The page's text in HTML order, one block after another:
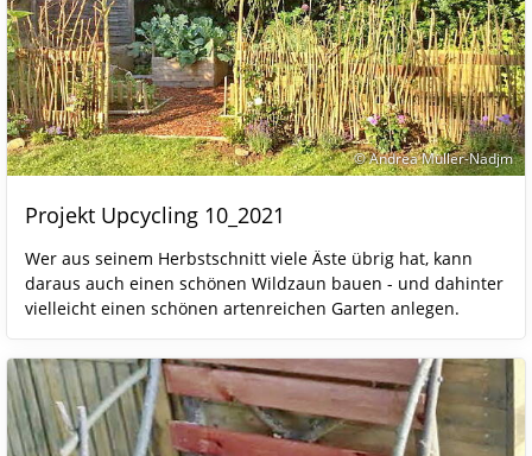
© Andrea Müller-Nadjm
Projekt Upcycling 10_2021
Wer aus seinem Herbstschnitt viele Äste übrig hat, kann
daraus auch einen schönen Wildzaun bauen - und dahinter
vielleicht einen schönen artenreichen Garten anlegen.